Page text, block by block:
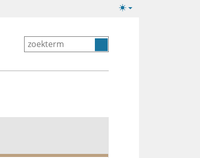
Lichte/donkere